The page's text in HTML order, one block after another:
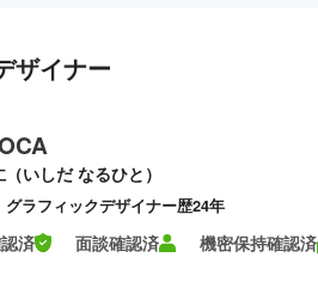
ザイナー
いしだ なるひと）
グラフィックデザイナー歴24年
済 面談確認済 機密保持確認済